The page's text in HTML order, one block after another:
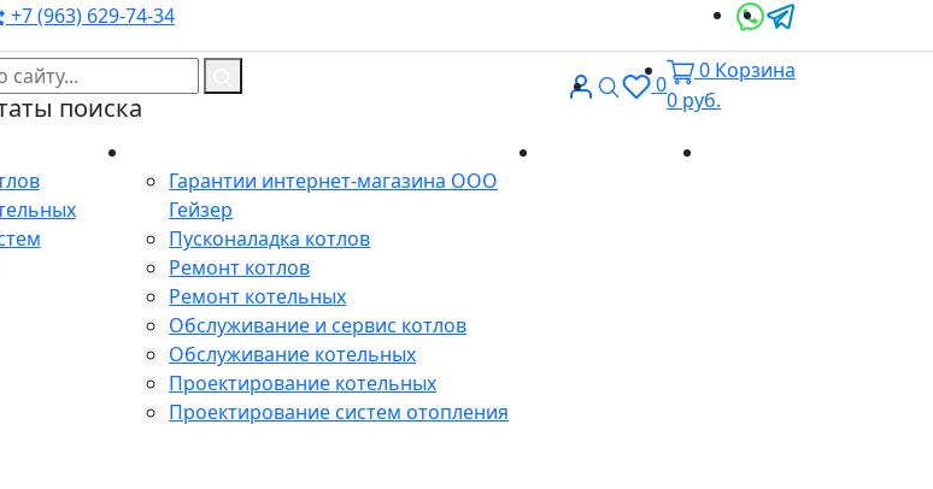
+7 (963) 629-74-34
поиска
ВходПоиск
0
0 Корзина
0 руб.
Гарантии интернет-магазина ООО
Гейзер
Пусконаладка котлов
Ремонт котлов
Ремонт котельных
Обслуживание и сервис котлов
Обслуживание котельных
Проектирование котельных
Проектирование систем отопления